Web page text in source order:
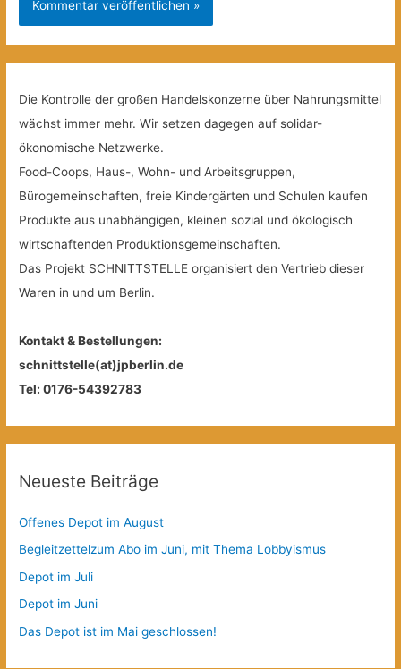
Die Kontrolle der großen Handelskonzerne über Nahrungsmittel
wächst immer mehr. Wir setzen dagegen auf solidar-
ökonomische Netzwerke.
Food-Coops, Haus-, Wohn- und Arbeitsgruppen,
Bürogemeinschaften, freie Kindergärten und Schulen kaufen
Produkte aus unabhängigen, kleinen sozial und ökologisch
wirtschaftenden Produktionsgemeinschaften.
Das Projekt SCHNITTSTELLE organisiert den Vertrieb dieser
Waren in und um Berlin.
Kontakt & Bestellungen:
schnittstelle(at)jpberlin.de
Tel: 0176-54392783
Neueste Beiträge
Offenes Depot im August
Begleitzettelzum Abo im Juni, mit Thema Lobbyismus
Depot im Juli
Depot im Juni
Das Depot ist im Mai geschlossen!